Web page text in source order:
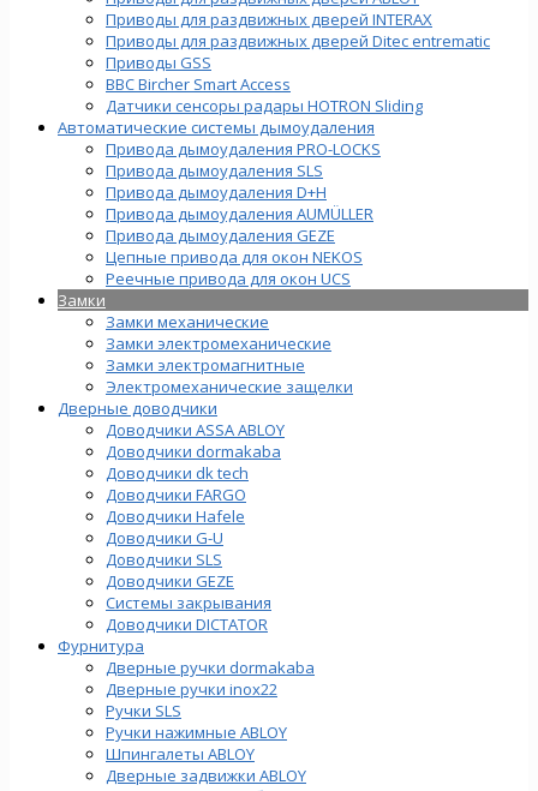
Приводы для раздвижных дверей INTERAX
Приводы для раздвижных дверей Ditec entrematic
Приводы GSS
BBC Bircher Smart Access
Датчики сенсоры радары HOTRON Sliding
Автоматические системы дымоудаления
Привода дымоудаления PRO-LOCKS
Привода дымоудаления SLS
Привода дымоудаления D+H
Привода дымоудаления AUMÜLLER
Привода дымоудаления GEZE
Цепные привода для окон NEKOS
Реечные привода для окон UСS
Замки
Замки механические
Замки электромеханические
Замки электромагнитные
Электромеханические защелки
Дверные доводчики
Доводчики ASSA ABLOY
Доводчики dormakaba
Доводчики dk tech
Доводчики FARGO
Доводчики Hafele
Доводчики G-U
Доводчики SLS
Доводчики GEZE
Cистемы закрывания
Доводчики DICTATOR
Фурнитура
Дверные ручки dormakaba
Дверные ручки inox22
Ручки SLS
Ручки нажимные ABLOY
Шпингалеты ABLOY
Дверные задвижки ABLOY